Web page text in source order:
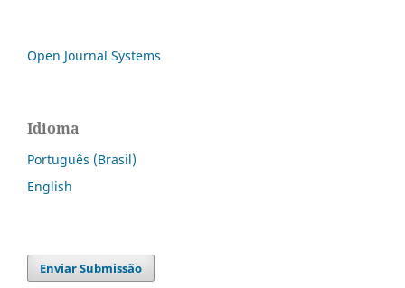
Open Journal Systems
Idioma
Português (Brasil)
English
Enviar Submissão